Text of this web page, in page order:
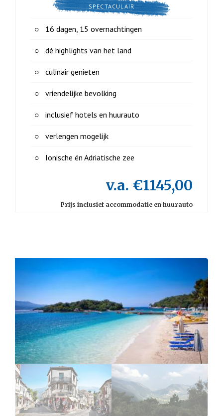
SPECTACULAIR
16 dagen, 15 overnachtingen
dé highlights van het land
culinair genieten
vriendelijke bevolking
inclusief hotels en huurauto
verlengen mogelijk
Ionische én Adriatische zee
v.a. €1145,00
Prijs inclusief accommodatie en huurauto